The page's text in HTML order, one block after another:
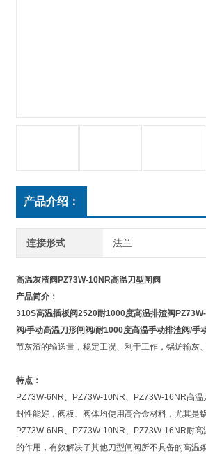
产品介绍：
连接形式 法兰
高温灰渣阀PZ73W-10NR高温刀型闸阀
产品简介：
310S高温插板阀2520耐1000度高温排渣阀
阀/手动高温刀形闸阀/耐1000度高温手动排渣阀/手
节灰渣的输送量，稳定工况、利于工作，锅炉输灰
特点：
PZ73W-6NR、PZ73W-10NR、PZ73W-16NR高
封性能好，阀板、阀体均使用高合金材料，尤其是
PZ73W-6NR、PZ73W-10NR、PZ73W-16NR耐
的作用，有效解决了其他刀型闸阀所不具备的高温